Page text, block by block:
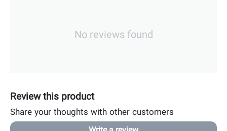
No reviews found
Review this product
Share your thoughts with other customers